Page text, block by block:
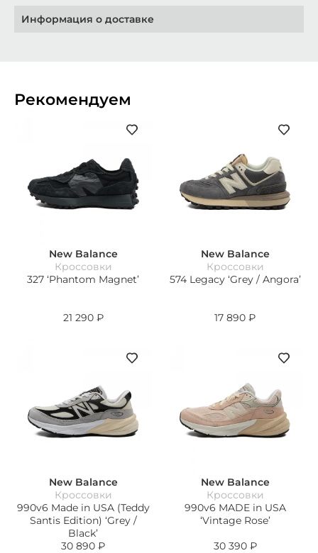
Информация о доставке
Рекомендуем
New Balance
Кроссовки
327 ‘Phantom Magnet’
21 290 ₽
New Balance
Кроссовки
574 Legacy ‘Grey / Angora’
17 890 ₽
New Balance
Кроссовки
990v6 Made in USA (Teddy
Santis Edition) ‘Grey /
Black’
30 890 ₽
New Balance
Кроссовки
990v6 MADE in USA
‘Vintage Rose’
30 390 ₽